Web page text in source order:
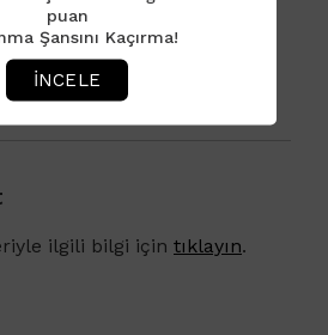
Glycol, Hydroxyethyl
Taurate
Glycol, Sucrose Stearate,
ilgili bilgi için tıklayın.
puan
Şansını Kaçırma!
İNCELE